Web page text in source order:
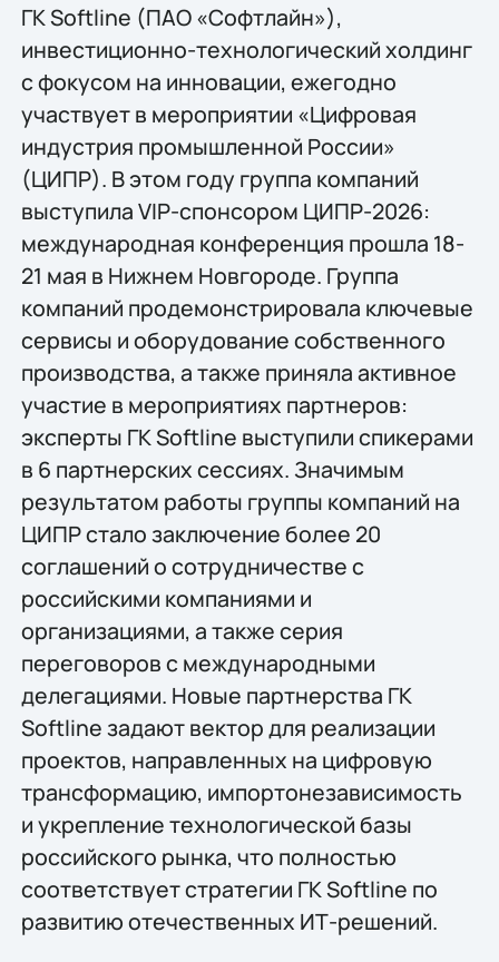
ГК Softline (ПАО «Софтлайн»),
инвестиционно-технологический холдинг
с фокусом на инновации, ежегодно
участвует в мероприятии «Цифровая
индустрия промышленной России»
(ЦИПР). В этом году группа компаний
выступила VIP-спонсором ЦИПР-2026:
международная конференция прошла 18-
21 мая в Нижнем Новгороде. Группа
компаний продемонстрировала ключевые
сервисы и оборудование собственного
производства, а также приняла активное
участие в мероприятиях партнеров:
эксперты ГК Softline выступили спикерами
в 6 партнерских сессиях. Значимым
результатом работы группы компаний на
ЦИПР стало заключение более 20
соглашений о сотрудничестве с
российскими компаниями и
организациями, а также серия
переговоров с международными
делегациями. Новые партнерства ГК
Softline задают вектор для реализации
проектов, направленных на цифровую
трансформацию, импортонезависимость
и укрепление технологической базы
российского рынка, что полностью
соответствует стратегии ГК Softline по
развитию отечественных ИТ-решений.